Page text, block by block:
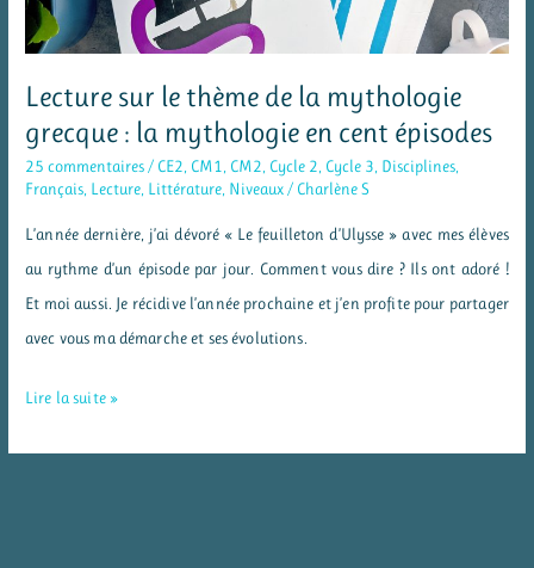
Lecture sur le thème de la mythologie
grecque : la mythologie en cent épisodes
25 commentaires/ CE2, CM1, CM2, Cycle 2, Cycle 3, Disciplines,
Français, Lecture, Littérature, Niveaux/ Charlène S
L’année dernière, j’ai dévoré « Le feuilleton d’Ulysse » avec mes élèves
au rythme d’un épisode par jour. Comment vous dire ? Ils ont adoré !
Et moi aussi. Je récidive l’année prochaine et j’en profite pour partager
avec vous ma démarche et ses évolutions.
Lecture
Lire la suite »